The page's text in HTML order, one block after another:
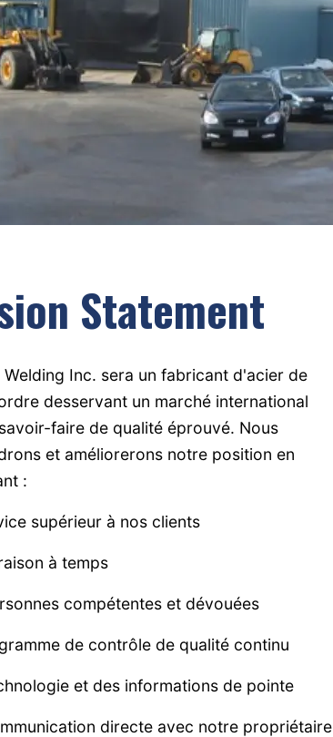
Statement
Welding Inc. sera un fabricant d'acier de
desservant un marché international
faire de qualité éprouvé. Nous
et améliorerons notre position en
:
supérieur à nos clients
à temps
compétentes et dévouées
de contrôle de qualité continu
et des informations de pointe
directe avec notre propriétaire